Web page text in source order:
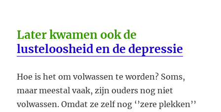
Later kwamen ook de
lusteloosheid en de depressie
Hoe is het om volwassen te worden? Soms,
maar meestal vaak, zijn ouders nog niet
volwassen. Omdat ze zelf nog ‘’zere plekken’’